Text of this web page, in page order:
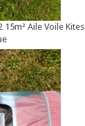
Aile Voile